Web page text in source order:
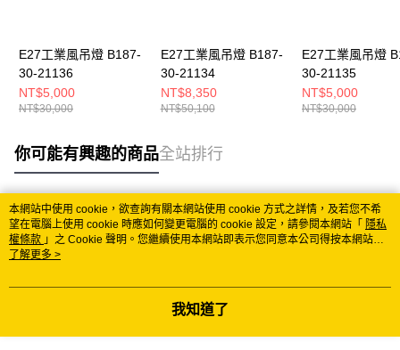
E27工業風吊燈 B187-
30-21136
NT$5,000
NT$30,000
E27工業風吊燈 B187-
30-21134
NT$8,350
NT$50,100
E27工業風吊燈
30-21135
NT$5,000
NT$30,000
你可能有興趣的商品全站排行
熱門標籤
本網站中使用 cookie，欲查詢有關本網站使用 cookie 方式之詳情，及若您不希
望在電腦上使用 cookie 時應如何變更電腦的 cookie 設定，請參閱本網站「 隱私
權條款 」之 Cookie 聲明。您繼續使用本網站即表示您同意本公司得按本網站使
用條款之 Cookie 聲明使用 cookie。
了解更多 >
我知道了